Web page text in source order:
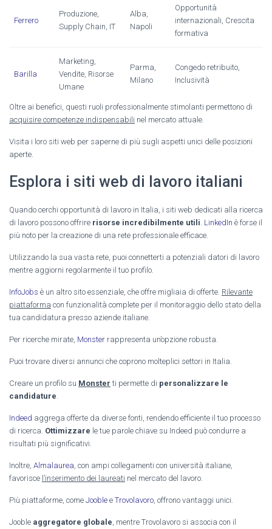
Ferrero
Produzione,
Supply Chain, IT
Alba,
Napoli
Opportunità
internazionali, Crescita
formativa
Barilla
Marketing,
Vendite, Risorse
Umane
Parma,
Milano
Congedo retribuito,
Inclusività
Oltre ai benefici, questi ruoli professionalmente stimolanti permettono di
acquisire competenze indispensabili nel mercato attuale.
Visita i loro siti web per saperne di più sugli aspetti unici delle posizioni
aperte.
Esplora i siti web di lavoro italiani
Quando cerchi opportunità di lavoro in Italia, i siti web dedicati alla ricerca
di lavoro possono offrire risorse incredibilmente utili LinkedIn è forse il
più noto per la creazione di una rete professionale efficace.
Utilizzando la sua vasta rete, puoi connetterti a potenziali datori di lavoro
mentre aggiorni regolarmente il tuo profilo.
InfoJobs è un altro sito essenziale, che offre migliaia di offerte. Rilevante
piattaforma con funzionalità complete per il monitoraggio dello stato della
tua candidatura presso aziende italiane.
Per ricerche mirate, Monster rappresenta un’opzione robusta.
Puoi trovare diversi annunci che coprono molteplici settori in Italia.
Creare un profilo su Monster ti permette di personalizzare le
candidature
Indeed aggrega offerte da diverse fonti, rendendo efficiente il tuo processo
di ricerca. Ottimizzare le tue parole chiave su Indeed può condurre a
risultati più significativi.
Inoltre, Almalaurea , con ampi collegamenti con università italiane,
favorisce l’inserimento dei laureati nel mercato del lavoro.
Più piattaforme, come Jooble e Trovolavoro , offrono vantaggi unici.
Jooble aggregatore globale , mentre Trovolavoro si associa con il